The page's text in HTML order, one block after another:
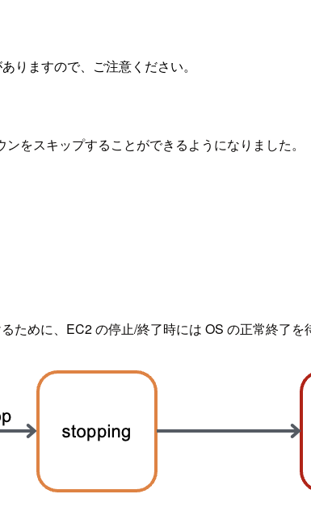
りますので、ご注意ください。
をスキップすることができるようになりました。
めに、EC2 の停止/終了時には OS の正常終了を